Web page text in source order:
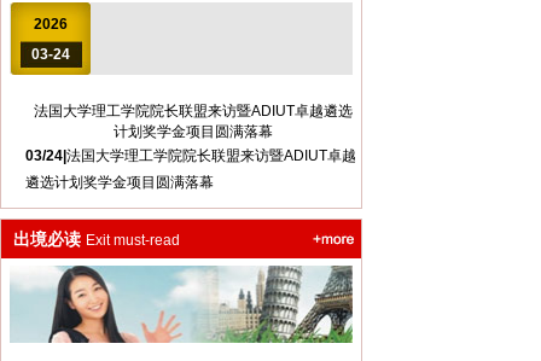
2026
03-24
法国大学理工学院院长联盟来访暨ADIUT卓越遴选
计划奖学金项目圆满落幕
03/24| 法国大学理工学院院长联盟来访暨ADIUT卓越
遴选计划奖学金项目圆满落幕
出境必读 Exit must-read